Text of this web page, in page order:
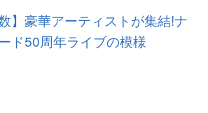
】豪華アーティストが集結!ナ
ド50周年ライブの模様